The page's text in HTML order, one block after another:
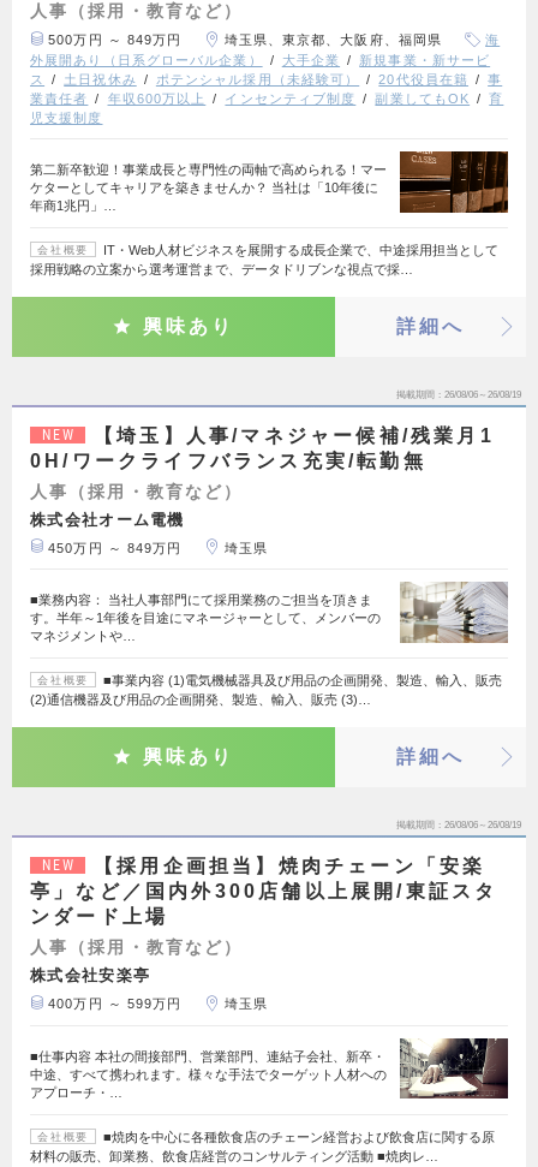
人事（採用・教育など）
500万円 ～ 849万円 埼玉県、東京都、大阪府、福岡県
海
外展開あり（日系グローバル企業）
大手企業
新規事業・新サービ
ス
土日祝休み ポテンシャル採用（未経験可） 20代役員在籍
事
業責任者
年収600万以上 インセンティブ制度 副業してもOK
育
児支援制度
第二新卒歓迎！事業成長と専門性の両軸で高められる！マー
ケターとしてキャリアを築きませんか？ 当社は「10年後に
年商1兆円」…
会社概要
IT・Web人材ビジネスを展開する成長企業で、中途採用担当として
採用戦略の立案から選考運営まで、データドリブンな視点で採…
興味あり 詳細へ
掲載期間 26/08/06～26/08/19
NEW
【埼玉】人事/マネジャー候補/残業月1
0H/ワークライフバランス充実/転勤無
人事（採用・教育など）
株式会社オーム電機
450万円 ～ 849万円 埼玉県
■業務内容： 当社人事部門にて採用業務のご担当を頂きま
す。半年～1年後を目途にマネージャーとして、メンバーの
マネジメントや…
会社概要
■事業内容 (1)電気機械器具及び用品の企画開発、製造、輸入、販売
(2)通信機器及び用品の企画開発、製造、輸入、販売 (3)…
興味あり 詳細へ
掲載期間 26/08/06～26/08/19
NEW
【採用企画担当】焼肉チェーン「安楽
亭」など／国内外300店舗以上展開/東証スタ
ンダード上場
人事（採用・教育など）
株式会社安楽亭
400万円 ～ 599万円 埼玉県
■仕事内容 本社の間接部門、営業部門、連結子会社、新卒・
中途、すべて携われます。様々な手法でターゲット人材への
アプローチ・…
会社概要
■焼肉を中心に各種飲食店のチェーン経営および飲食店に関する原
材料の販売、卸業務、飲食店経営のコンサルティング活動 ■焼肉レ…